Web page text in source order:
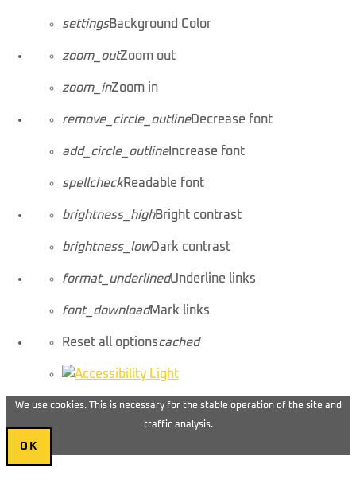
settingsBackground Color
zoom_outZoom out
zoom_inZoom in
remove_circle_outlineDecrease font
add_circle_outlineIncrease font
spellcheckReadable font
brightness_highBright contrast
brightness_lowDark contrast
format_underlinedUnderline links
font_downloadMark links
Reset all optionscached
We use cookies. This is necessary for the stable operation of the site and
traffic analysis.
OK